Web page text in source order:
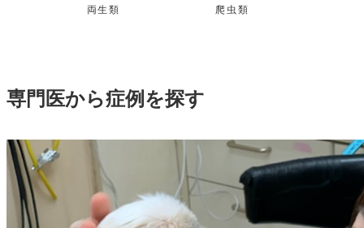
両生類 爬虫類
専門医から症例を探す